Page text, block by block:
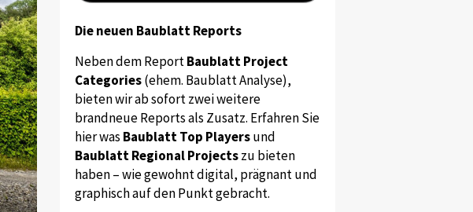
Die neuen Baublatt Reports
Neben dem ReportBaublatt Project
Categories(ehem. Baublatt Analyse),
bieten wir ab sofort zwei weitere
brandneue Reports als Zusatz. Erfahren Sie
hier was Baublatt Top Playersund
Baublatt Regional Projectszu bieten
haben – wie gewohnt digital, prägnant und
graphisch auf den Punkt gebracht.